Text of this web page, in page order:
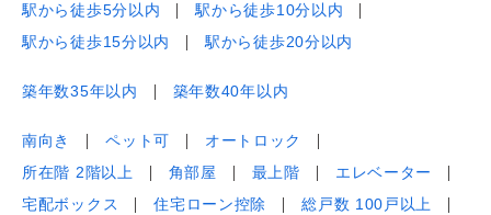
駅から徒歩5分以内
駅から徒歩10分以内
駅から徒歩15分以内
駅から徒歩20分以内
築年数35年以内 築年数40年以内
南向き ペット可
オートロック
所在階 2階以上
角部屋 最上階
エレベーター
宅配ボックス
住宅ローン控除
総戸数 100戸以上